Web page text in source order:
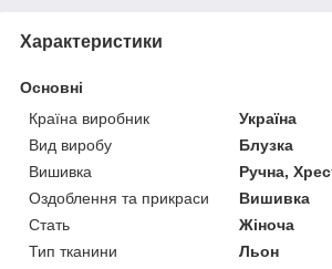
Характеристики
Основні
Країна виробник
Україна
Вид виробу
Блузка
Вишивка
Ручна,
Оздоблення та прикраси
Вишивка
Стать
Жіноча
Тип тканини
Льон